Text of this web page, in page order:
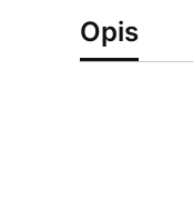
Opis